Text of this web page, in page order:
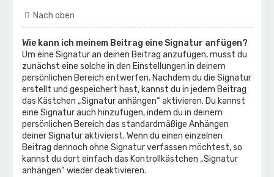
Nach oben
Wie kann ich meinem Beitrag eine Signatur anfügen?
Um eine Signatur an deinen Beitrag anzufügen, musst du
zunächst eine solche in den Einstellungen in deinem
persönlichen Bereich entwerfen. Nachdem du die Signatur
erstellt und gespeichert hast, kannst du in jedem Beitrag
das Kästchen „Signatur anhängen“ aktivieren. Du kannst
eine Signatur auch hinzufügen, indem du in deinem
persönlichen Bereich das standardmäßige Anhängen
deiner Signatur aktivierst. Wenn du einen einzelnen
Beitrag dennoch ohne Signatur verfassen möchtest, so
kannst du dort einfach das Kontrollkästchen „Signatur
anhängen“ wieder deaktivieren.